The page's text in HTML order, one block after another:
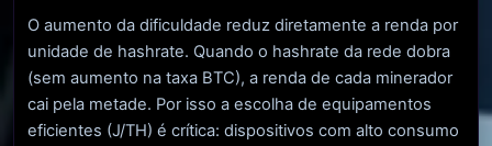
O aumento da dificuldade reduz diretamente a renda por
unidade de hashrate. Quando o hashrate da rede dobra
(sem aumento na taxa BTC), a renda de cada minerador
cai pela metade. Por isso a escolha de equipamentos
eficientes (J/TH) é crítica: dispositivos com alto consumo